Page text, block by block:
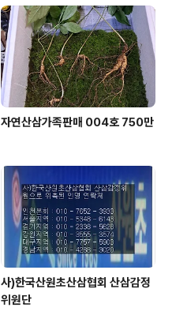
자연산삼가족판매 004호 750만
사)한국산원초산삼협회 산삼감정
위원단